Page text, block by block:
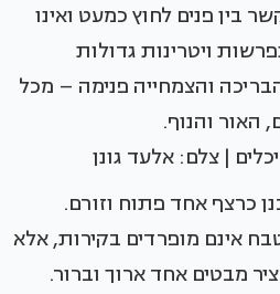
בין פנים לחוץ כמעט ואינו
ויטרינות גדולות
והצמחייה פנימה – מכל
האור והנוף.
| צלם: אלעד גונן
כרצף אחד פתוח וזורם.
אינם מופרדים בקירות, אלא
מבטים אחד ארוך וברור.